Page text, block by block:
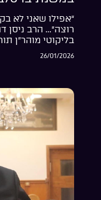
“אפילו שאני לא
רוצה”… הרב ניסן
בליקוטי מוהר”ן תורה ל”ו
26/01/2026